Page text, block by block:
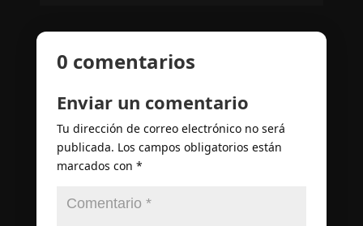
0 comentarios
Enviar un comentario
Tu dirección de correo electrónico no será
publicada. Los campos obligatorios están
marcados con *